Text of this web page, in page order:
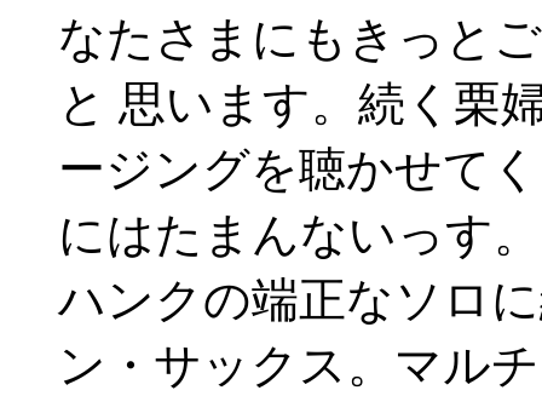
なたさまにもきっと
と 思います。続く栗
ージングを聴かせて
にはたまんないっす
ハンクの端正なソロ
ン・サックス。マル